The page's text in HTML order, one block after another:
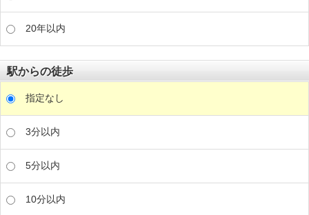
20年以内
駅からの徒歩
指定なし
3分以内
5分以内
10分以内